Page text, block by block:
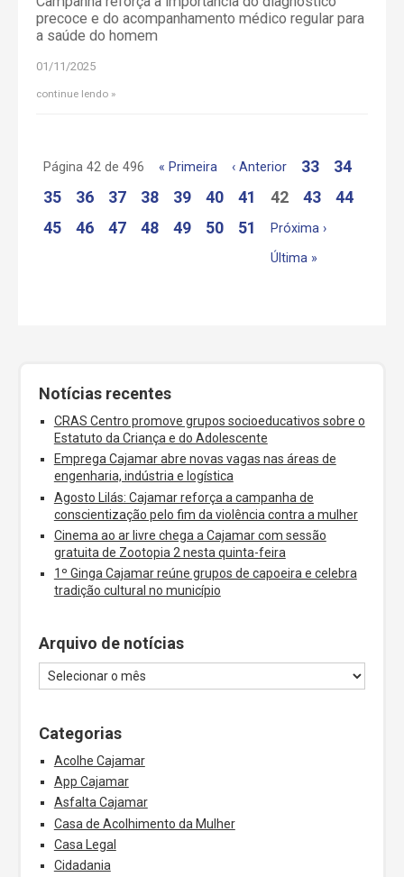
precoce e do acompanhamento médico regular para
a saúde do homem
01/11/2025
continue lendo
Página 42 de 496 « Primeira ‹ Anterior 33
34
35
36 37 38 39 40 41 42 43
44
45
46 47 48 49 50 51
Próxima ›
Última »
Notícias recentes
CRAS Centro promove grupos socioeducativos sobre o
Estatuto da Criança e do Adolescente
Emprega Cajamar abre novas vagas nas áreas de
engenharia, indústria e logística
Agosto Lilás: Cajamar reforça a campanha de
conscientização pelo fim da violência contra a mulher
Cinema ao ar livre chega a Cajamar com sessão
gratuita de Zootopia 2 nesta quinta-feira
1º Ginga Cajamar reúne grupos de capoeira e celebra
tradição cultural no município
Arquivo de notícias
Categorias
Acolhe Cajamar
App Cajamar
Asfalta Cajamar
Casa de Acolhimento da Mulher
Casa Legal
Cidadania